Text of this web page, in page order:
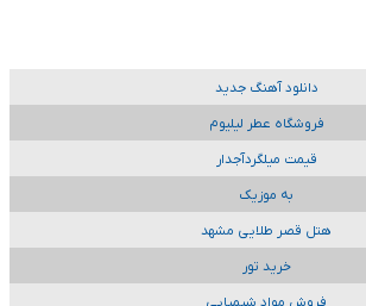
دانلود آهنگ جدید
فروشگاه عطر لیلیوم
قیمت میلگردآجدار
به موزیک
هتل قصر طلایی مشهد
خرید تور